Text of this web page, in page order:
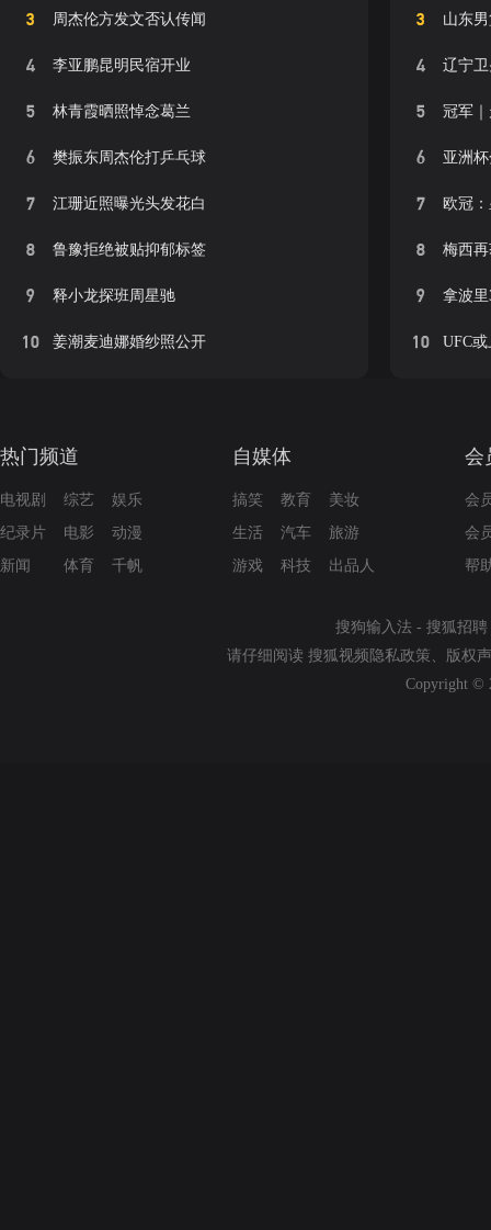
3 周杰伦方发文否认传闻
4 李亚鹏昆明民宿开业
5 林青霞晒照悼念葛兰
6 樊振东周杰伦打乒乓球
7 江珊近照曝光头发花白
8 鲁豫拒绝被贴抑郁标签
9 释小龙探班周星驰
10 姜潮麦迪娜婚纱照公开
3 山东
4 辽宁
5 冠军
6 亚洲
7 欧冠
8 梅西
9 拿波
10 UFC
热门频道
电视剧 综艺
娱乐
纪录片
电影
动漫
新闻
体育 千帆
自媒体
搞笑 教育
美妆
生活
汽车
旅游
游戏
科技 出品人
会
会
会
帮
搜狗输入法 - 搜狐招聘
请仔细阅读 搜狐视频隐私政策 、 版权
Copyright ©